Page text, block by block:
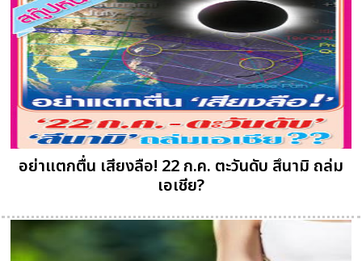
อย่าแตกตื่น เสียงลือ! 22 ก.ค. ตะวันดับ สึนามิ ถล่ม
เอเชีย?